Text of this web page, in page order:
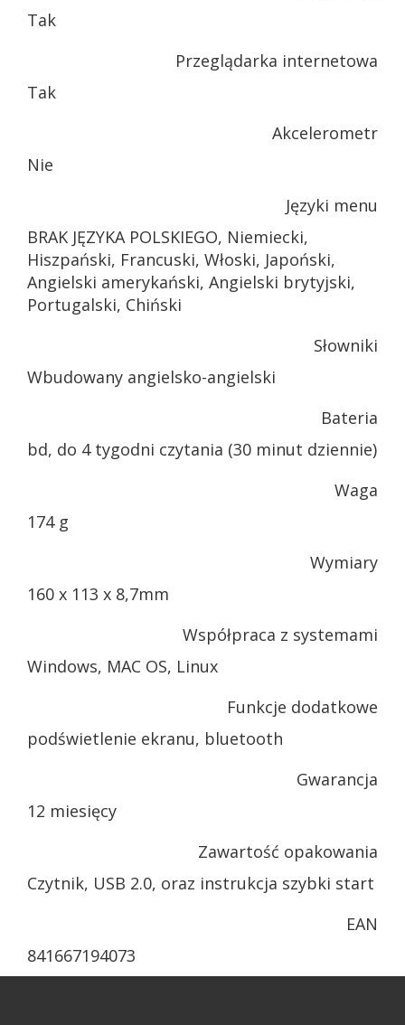
Tak
Przeglądarka internetowa
Tak
Akcelerometr
Nie
Języki menu
BRAK JĘZYKA POLSKIEGO, Niemiecki,
Hiszpański, Francuski, Włoski, Japoński,
Angielski amerykański, Angielski brytyjski,
Portugalski, Chiński
Słowniki
Wbudowany angielsko-angielski
Bateria
bd, do 4 tygodni czytania (30 minut dziennie)
Waga
174 g
Wymiary
160 x 113 x 8,7mm
Współpraca z systemami
Windows, MAC OS, Linux
Funkcje dodatkowe
podświetlenie ekranu, bluetooth
Gwarancja
12 miesięcy
Zawartość opakowania
Czytnik, USB 2.0, oraz instrukcja szybki start
EAN
841667194073